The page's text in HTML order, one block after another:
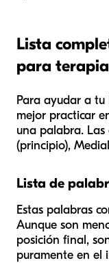
Lista
para
Para ayudar a
mejor practicar
una palabra. Las
(principio),
Lista de
Estas palabras
Aunque son
posición final,
puramente en el